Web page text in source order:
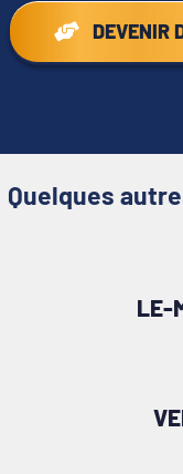
DEVENIR
Quelques
LE-